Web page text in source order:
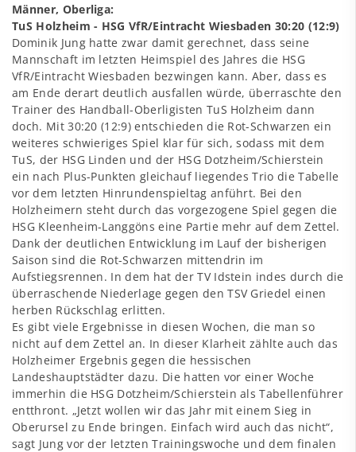
Männer, Oberliga:
TuS Holzheim - HSG VfR/Eintracht Wiesbaden 30:20 (12:9)
Dominik Jung hatte zwar damit gerechnet, dass seine
Mannschaft im letzten Heimspiel des Jahres die HSG
VfR/Eintracht Wiesbaden bezwingen kann. Aber, dass es
am Ende derart deutlich ausfallen würde, überraschte den
Trainer des Handball-Oberligisten TuS Holzheim dann
doch. Mit 30:20 (12:9) entschieden die Rot-Schwarzen ein
weiteres schwieriges Spiel klar für sich, sodass mit dem
TuS, der HSG Linden und der HSG Dotzheim/Schierstein
ein nach Plus-Punkten gleichauf liegendes Trio die Tabelle
vor dem letzten Hinrundenspieltag anführt. Bei den
Holzheimern steht durch das vorgezogene Spiel gegen die
HSG Kleenheim-Langgöns eine Partie mehr auf dem Zettel.
Dank der deutlichen Entwicklung im Lauf der bisherigen
Saison sind die Rot-Schwarzen mittendrin im
Aufstiegsrennen. In dem hat der TV Idstein indes durch die
überraschende Niederlage gegen den TSV Griedel einen
herben Rückschlag erlitten.
Es gibt viele Ergebnisse in diesen Wochen, die man so
nicht auf dem Zettel an. In dieser Klarheit zählte auch das
Holzheimer Ergebnis gegen die hessischen
Landeshauptstädter dazu. Die hatten vor einer Woche
immerhin die HSG Dotzheim/Schierstein als Tabellenführer
entthront. „Jetzt wollen wir das Jahr mit einem Sieg in
Oberursel zu Ende bringen. Einfach wird auch das nicht“,
sagt Jung vor der letzten Trainingswoche und dem finalen